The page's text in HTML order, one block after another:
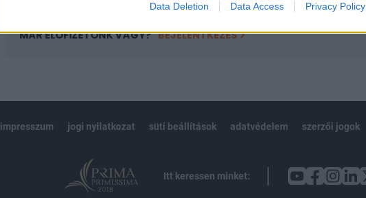
Data Deletion Data Access Privacy Policy
MÁR ELŐFIZETŐNK VAGY? BEJELENTKEZÉS
impresszum jogi nyilatkozat süti beállítások adatvédelem szerzői jogok
Itt keressen minket: